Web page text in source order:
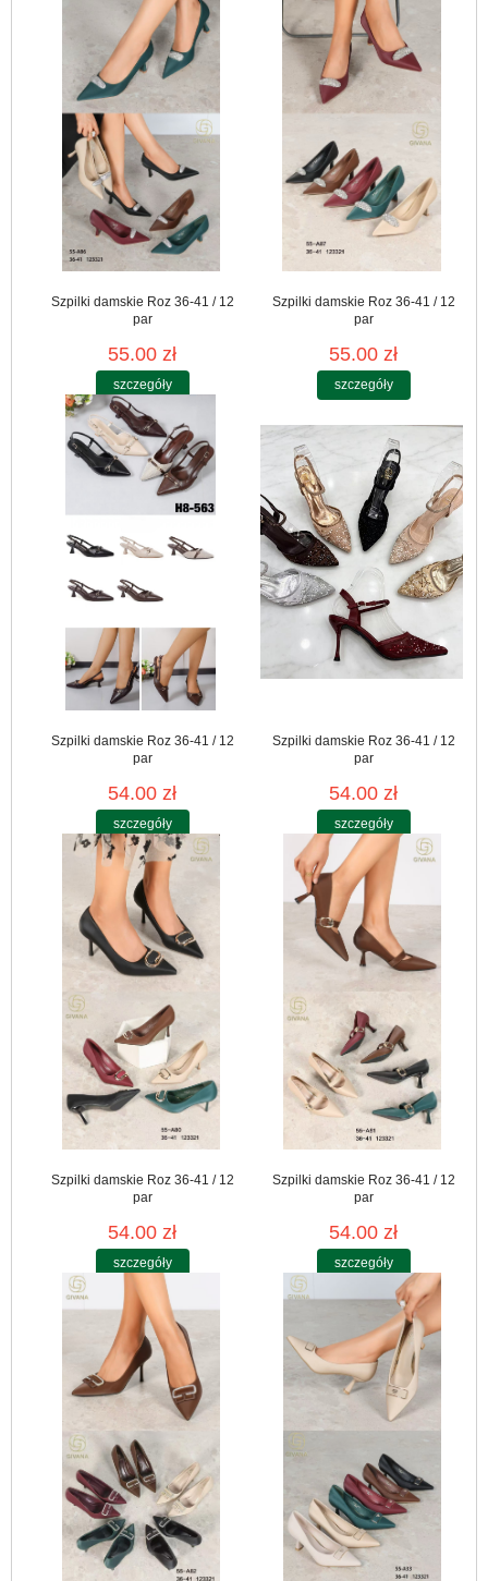
Szpilki damskie Roz 36-41 / 12
par
55.00 zł
szczegóły
Szpilki damskie Roz 36-41 / 12
par
55.00 zł
szczegóły
Szpilki damskie Roz 36-41 / 12
par
54.00 zł
szczegóły
Szpilki damskie Roz 36-41 / 12
par
54.00 zł
szczegóły
Szpilki damskie Roz 36-41 / 12
par
54.00 zł
szczegóły
Szpilki damskie Roz 36-41 / 12
par
54.00 zł
szczegóły